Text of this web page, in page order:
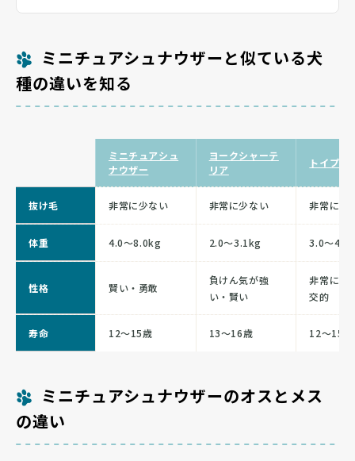
ミニチュアシュナウザーと似ている犬
種の違いを知る
ミニチュアシュ
ナウザー
ヨークシャーテ
リア
トイプー
抜け毛 非常に少ない 非常に少ない 非常に少
体重 4.0〜8.0kg 2.0〜3.1kg 3.0〜
性格 賢い・勇敢
負けん気が強
い・賢い
非常に賢
交的
寿命 12〜15歳 13〜16歳 12〜15歳
ミニチュアシュナウザーのオスとメス
の違い